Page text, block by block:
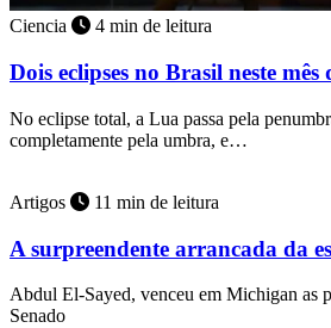
Ciencia 4 min de leitura
Dois eclipses no Brasil neste mês
No eclipse total, a Lua passa pela
completamente pela umbra, e…
Artigos 11 min de leitura
A surpreendente arrancada da
Abdul El-Sayed, venceu em Michigan as
Senado